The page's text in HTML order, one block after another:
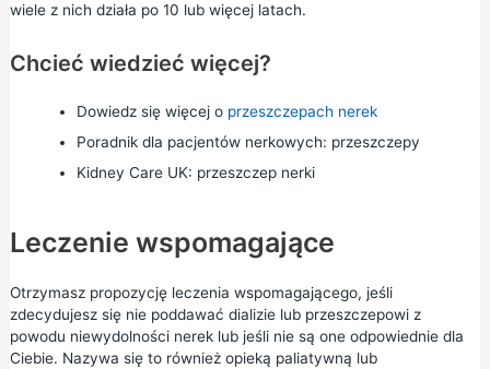
wiele z nich działa po 10 lub więcej latach.
Chcieć wiedzieć więcej?
Dowiedz się więcej o przeszczepach nerek
Poradnik dla pacjentów nerkowych: przeszczepy
Kidney Care UK: przeszczep nerki
Leczenie wspomagające
Otrzymasz propozycję leczenia wspomagającego, jeśli
zdecydujesz się nie poddawać dializie lub przeszczepowi z
powodu niewydolności nerek lub jeśli nie są one odpowiednie dla
Ciebie. Nazywa się to również opieką paliatywną lub